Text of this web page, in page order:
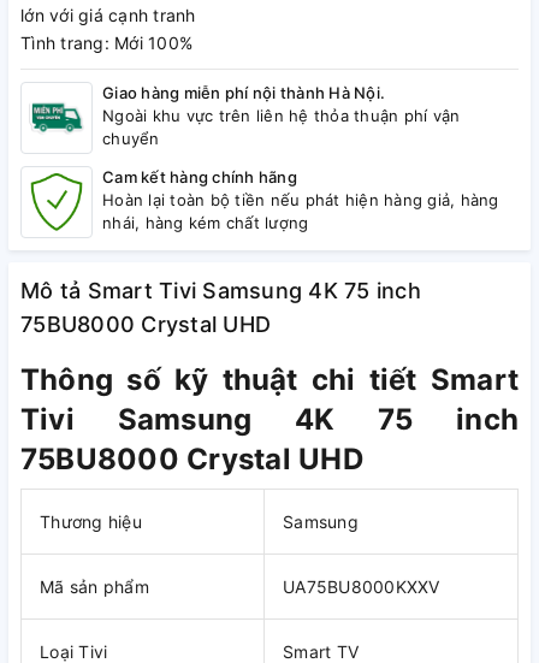
lớn với giá cạnh tranh
Tình trang: Mới 100%
Giao hàng miễn phí nội thành Hà Nội.
Ngoài khu vực trên liên hệ thỏa thuận phí vận
chuyển
Cam kết hàng chính hãng
Hoàn lại toàn bộ tiền nếu phát hiện hàng giả, hàng
nhái, hàng kém chất lượng
Mô tả Smart Tivi Samsung 4K 75 inch
75BU8000 Crystal UHD
Thông số kỹ thuật chi tiết Smart
Tivi Samsung 4K 75 inch
75BU8000 Crystal UHD
Thương hiệu Samsung
Mã sản phẩm UA75BU8000KXXV
Loại Tivi Smart TV